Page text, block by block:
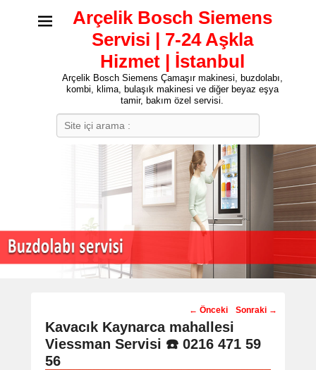
Arçelik Bosch Siemens
Servisi | 7-24 Aşkla
Hizmet | İstanbul
Arçelik Bosch Siemens Çamaşır makinesi, buzdolabı,
kombi, klima, bulaşık makinesi ve diğer beyaz eşya
tamir, bakım özel servisi.
Post
navigation
← Önceki Sonraki →
Kavacık Kaynarca mahallesi
Viessman Servisi ☎️ 0216 471 59
56